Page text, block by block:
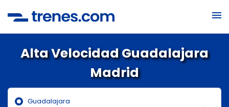
Alta Velocidad Guadalajara
Madrid